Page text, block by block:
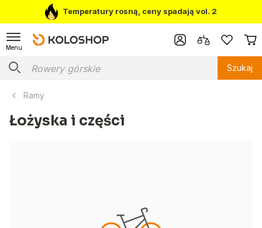
Temperatury rosną, ceny spadają vol. 2
Menu
Szukaj
Ramy
Łożyska i części